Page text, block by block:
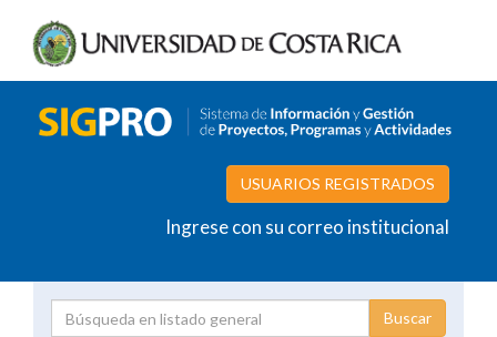
USUARIOS REGISTRADOS
Ingrese con su correo institucional